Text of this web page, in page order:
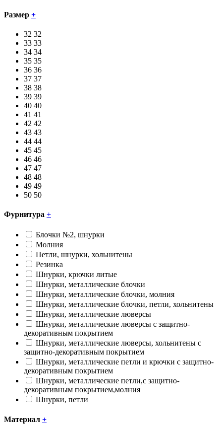
Размер +
32 32
33 33
34 34
35 35
36 36
37 37
38 38
39 39
40 40
41 41
42 42
43 43
44 44
45 45
46 46
47 47
48 48
49 49
50 50
Фурнитура +
Блочки №2, шнурки
Молния
Петли, шнурки, хольнитены
Резинка
Шнурки, крючки литые
Шнурки, металлические блочки
Шнурки, металлические блочки, молния
Шнурки, металлические блочки, петли, хольнитены
Шнурки, металлические люверсы
Шнурки, металлические люверсы с защитно-
декоративным покрытием
Шнурки, металлические люверсы, хольнитены с
защитно-декоративным покрытием
Шнурки, металлические петли и крючки с защитно-
декоративным покрытием
Шнурки, металлические петли,с защитно-
декоративным покрытием,молния
Шнурки, петли
Материал +